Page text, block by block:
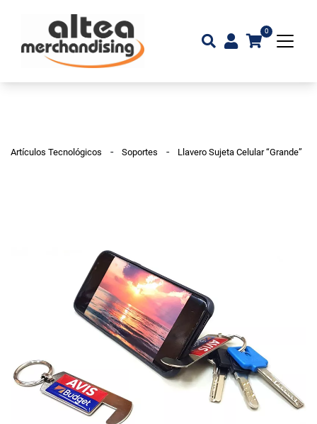
0
Artículos Tecnológicos - Soportes - Llavero Sujeta Celular “Grande”